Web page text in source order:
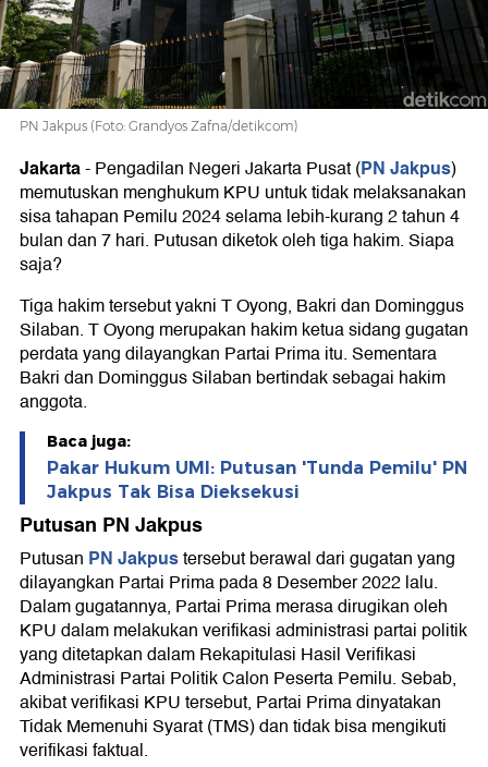
Tahapan
Pemilu
PN Jakpus (Foto: Grandyos Zafna/detikcom)
Jakarta-Pengadilan Negeri Jakarta Pusat (PN Jakpus)
memutuskan menghukum KPU untuk tidak melaksanakan
sisa tahapan Pemilu 2024 selama lebih-kurang 2 tahun 4
bulan dan 7 hari. Putusan diketok oleh tiga hakim. Siapa
saja?
Tiga hakim tersebut yakni T Oyong, Bakri dan Dominggus
Silaban. T Oyong merupakan hakim ketua sidang gugatan
perdata yang dilayangkan Partai Prima itu. Sementara
Bakri dan Dominggus Silaban bertindak sebagai hakim
anggota.
Baca juga:
Pakar Hukum UMI: Putusan 'Tunda Pemilu' PN
Jakpus Tak Bisa Dieksekusi
Putusan PN Jakpus
Putusan PN Jakpustersebut berawal dari gugatan yang
dilayangkan Partai Prima pada 8 Desember 2022 lalu.
Dalam gugatannya, Partai Prima merasa dirugikan oleh
KPU dalam melakukan verifikasi administrasi partai politik
yang ditetapkan dalam Rekapitulasi Hasil Verifikasi
Administrasi Partai Politik Calon Peserta Pemilu. Sebab,
akibat verifikasi KPU tersebut, Partai Prima dinyatakan
Tidak Memenuhi Syarat (TMS) dan tidak bisa mengikuti
verifikasi faktual.